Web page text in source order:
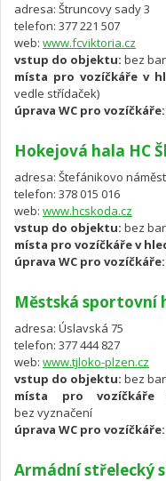
adresa: Štruncovy sady 3
telefon: 377 221 507
web: www.fcviktoria.cz
vstup do objektu: bez
místa pro vozíčkáře v
vedle střídaček)
úprava WC pro vozíčkáře:
Hokejová hala HC
adresa: Štefánikovo
telefon: 378 015 016
web: www.hcskoda.cz
vstup do objektu: bez
místa pro vozíčkáře v
úprava WC pro vozíčkáře:
Městská sportovní
adresa: Úslavská 75
telefon: 377 444 827
web: www.tjloko-plzen.cz
vstup do objektu: bez
místa pro vozíčkáře
bez vyznačení
úprava WC pro vozíčkáře:
Armádní střelecký